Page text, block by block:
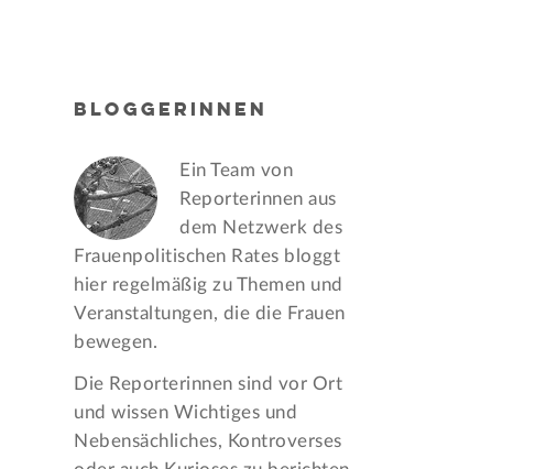
BLOGGERINNEN
Ein Team von
Reporterinnen aus
dem Netzwerk des
Frauen­politischen Rates bloggt
hier regelmäßig zu Themen und
Veran­staltungen, die die Frauen
bewegen.
Die Reporterinnen sind vor Ort
und wissen Wichtiges und
Nebensächliches, Kontroverses